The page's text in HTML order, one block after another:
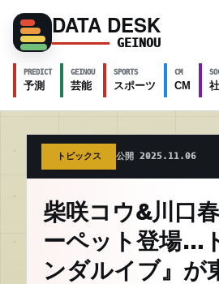
DATA DESK
GEINOU
PREDICT
予測
GEINOU
芸能
SPORTS
スポーツ
CM
CM
トピックス 公開 2025.11.06
柴咲コウ&川口
ーペット登場…
ンダルイブ』が